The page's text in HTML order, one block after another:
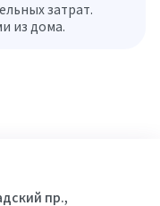
затрат.
из дома.
пр.,